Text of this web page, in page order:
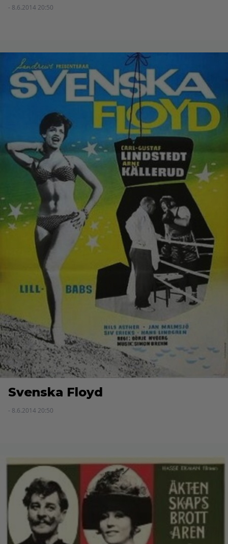
- 8.6.2014 20:50
Svenska Floyd
- 8.6.2014 20:50